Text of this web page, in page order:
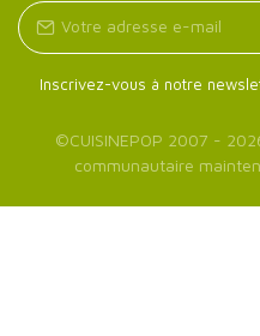
Inscrivez-vous à notre
©CUISINEPOP 2007 -
communautaire